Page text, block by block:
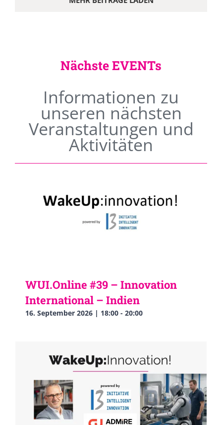
Nächste EVENTs
Informationen zu
unseren nächsten
Veranstaltungen und
Aktivitäten
WUI.Online #39 – Innovation
International – Indien
16. September 2026 | 18:00 - 20:00